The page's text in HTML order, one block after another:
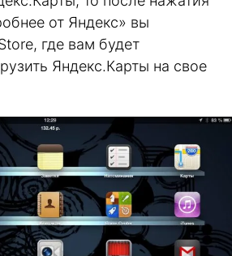
от Яндекс» вы
где вам будет
Яндекс.Карты на свое